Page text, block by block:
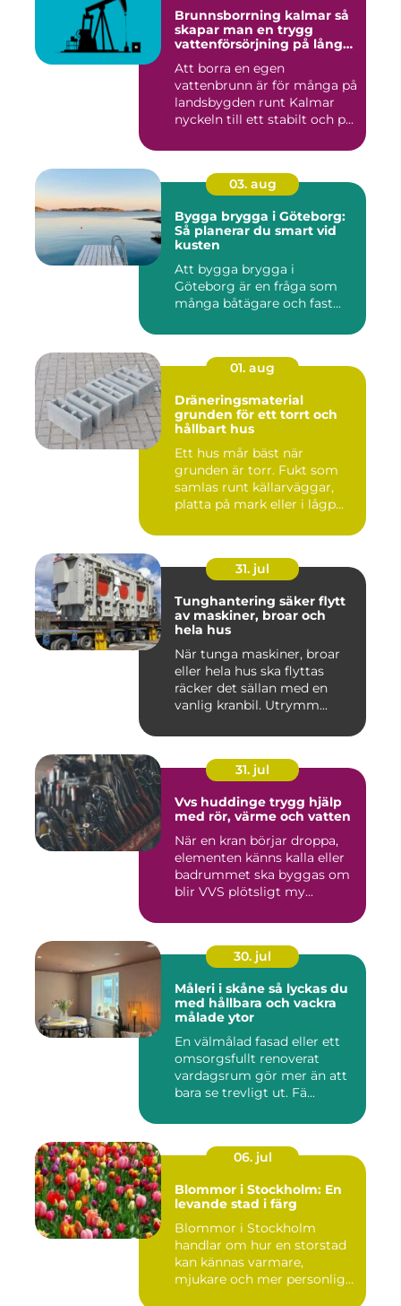
Brunnsborrning kalmar så
skapar man en trygg
vattenförsörjning på lång
Att borra en egen
vattenbrunn är för många på
landsbygden runt Kalmar
nyckeln till ett stabilt och p...
03. aug
Bygga brygga i Göteborg:
Så planerar du smart vid
kusten
Att bygga brygga i
Göteborg är en fråga som
många båtägare och fast...
01. aug
Dräneringsmaterial
grunden för ett torrt och
hållbart hus
Ett hus mår bäst när
grunden är torr. Fukt som
samlas runt källarväggar,
platta på mark eller i lågp...
31. jul
Tunghantering säker flytt
av maskiner, broar och
hela hus
När tunga maskiner, broar
eller hela hus ska flyttas
räcker det sällan med en
vanlig kranbil. Utrymm...
31. jul
Vvs huddinge trygg hjälp
med rör, värme och vatten
När en kran börjar droppa,
elementen känns kalla eller
badrummet ska byggas om
blir VVS plötsligt my...
30. jul
Måleri i skåne så lyckas du
med hållbara och vackra
målade ytor
En välmålad fasad eller ett
omsorgsfullt renoverat
vardagsrum gör mer än att
bara se trevligt ut. Fä...
06. jul
Blommor i Stockholm: En
levande stad i färg
Blommor i Stockholm
handlar om hur en storstad
kan kännas varmare,
mjukare och mer personlig